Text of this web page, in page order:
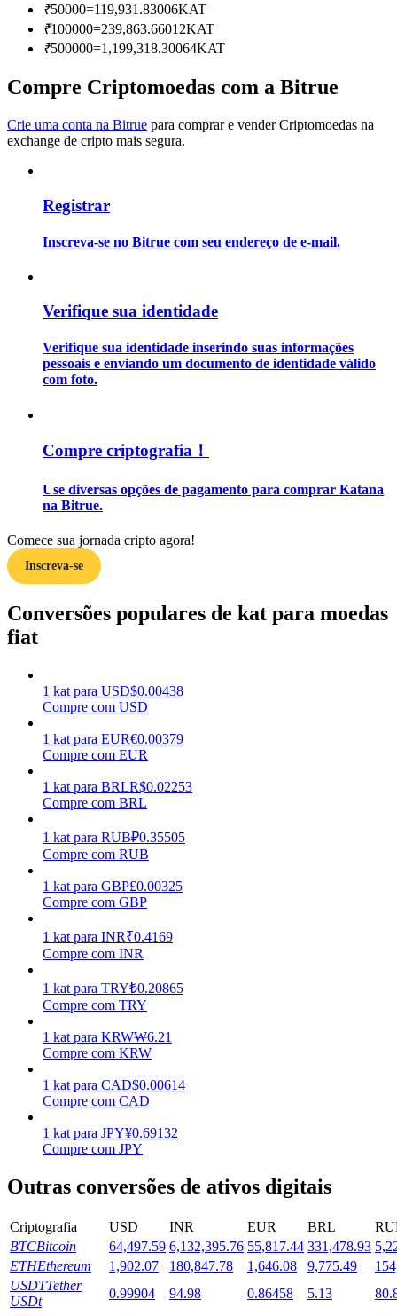
Estratégias de negociação
Ganhar
Porquinho poderoso
Estacamento
Altos retornos e acesso instantâneo
Launchpool
Staking flexível para ganhar tokens populares.
₹50000=119,931.83006KAT
₹100000=239,863.66012KAT
₹500000=1,199,318.30064KAT
Compre Criptomoedas com a Bitrue
Crie uma conta na Bitrue para comprar e vender Criptomoedas na
exchange de cripto mais segura.
Registrar
Inscreva-se no Bitrue com seu endereço de e-mail.
Verifique sua identidade
Verifique sua identidade inserindo suas informações
pessoais e enviando um documento de identidade válido
com foto.
Compre criptografia！
Use diversas opções de pagamento para comprar Katana
na Bitrue.
Comece sua jornada cripto agora!
Inscreva-se
Conversões populares de kat para moedas
fiat
1 kat para USD$0.00438
Compre com USD
1 kat para EUR€0.00379
Compre com EUR
1 kat para BRLR$0.02253
Compre com BRL
1 kat para RUB₽0.35505
Compre com RUB
1 kat para GBP£0.00325
Compre com GBP
1 kat para INR₹0.4169
Compre com INR
1 kat para TRY₺0.20865
Compre com TRY
1 kat para KRW₩6.21
Compre com KRW
1 kat para CAD$0.00614
Compre com CAD
1 kat para JPY¥0.69132
Compre com JPY
Outras conversões de ativos digitais
Criptografia USD INR EUR BRL
BTCBitcoin 64,497.59 6,132,395.76 55,817.44 331,478.93
ETHEthereum 1,902.07 180,847.78 1,646.08 9,775.49
USDTTether
USDt
0.99904 94.98 0.86458 5.13